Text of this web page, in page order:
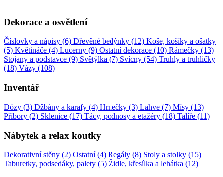
Dekorace a osvětlení
Číslovky a nápisy (6) Dřevěné bedýnky (12) Koše, košíky a ošatky
(5) Květináče (4) Lucerny (9) Ostatní dekorace (10) Rámečky (13)
Stojany a podstavce (9) Světýlka (7) Svícny (54) Truhly a truhličky
(18) Vázy (108)
Inventář
Dózy (3) Džbány a karafy (4) Hrnečky (3) Lahve (7) Mísy (13)
Příbory (2) Sklenice (17) Tácy, podnosy a etažéry (18) Talíře (11)
Nábytek a relax koutky
Dekorativní stěny (2) Ostatní (4) Regály (8) Stoly a stolky (15)
Taburetky, podsedáky, palety (5) Židle, křesílka a lehátka (12)